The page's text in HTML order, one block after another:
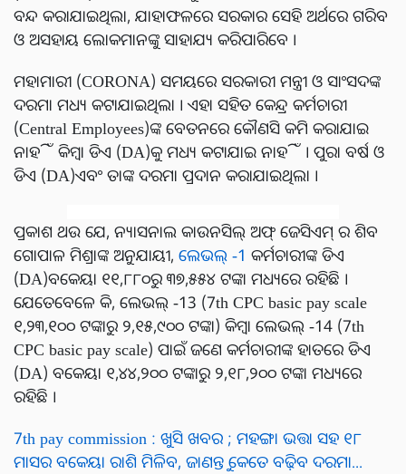
ବନ୍ଦ କରାଯାଇଥିଲା, ଯାହାଫଳରେ ସରକାର ସେହି ଅର୍ଥରେ ଗରିବ
ଓ ଅସହାୟ ଲୋକମାନଙ୍କୁ ସାହାଯ୍ୟ କରିପାରିବେ ।
ମହାମାରୀ (CORONA) ସମୟରେ ସରକାରୀ ମନ୍ତ୍ରୀ ଓ ସାଂସଦଙ୍କ
ଦରମା ମଧ୍ୟ କଟାଯାଇଥିଲା । ଏହା ସହିତ କେନ୍ଦ୍ର କର୍ମଚାରୀ
(Central Employees)ଙ୍କ ବେତନରେ କୌଣସି କମି କରାଯାଇ
ନାହିଁ କିମ୍ବା ଡିଏ (DA)କୁ ମଧ୍ୟ କଟାଯାଇ ନାହିଁ । ପୁରା ବର୍ଷ ଓ
ଡିଏ (DA)ଏବଂ ତାଙ୍କ ଦରମା ପ୍ରଦାନ କରାଯାଇଥିଲା ।
ପ୍ରକାଶ ଥଉ ଯେ, ନ୍ୟାସନାଲ କାଉନସିଲ୍ ଅଫ୍ ଜେସିଏମ୍ ର ଶିବ
ଗୋପାଳ ମିଶ୍ରାଙ୍କ ଅନୁଯାୟୀ, ଲେଭଲ୍ -1 କର୍ମଚାରୀଙ୍କ ଡିଏ
(DA)ବକେୟା ୧୧,୮୮୦ରୁ ୩୭,୫୫୪ ଟଙ୍କା ମଧ୍ୟରେ ରହିଛି ।
ଯେତେବେଳେ କି, ଲେଭଲ୍ -13 (7th CPC basic pay scale
୧,୨୩,୧୦୦ ଟଙ୍କାରୁ ୨,୧୫,୯୦୦ ଟଙ୍କା) କିମ୍ବା ଲେଭଲ୍ -14 (7th
CPC basic pay scale) ପାଇଁ ଜଣେ କର୍ମଚାରୀଙ୍କ ହାତରେ ଡିଏ
(DA) ବକେୟା ୧,୪୪,୨୦୦ ଟଙ୍କାରୁ ୨,୧୮,୨୦୦ ଟଙ୍କା ମଧ୍ୟରେ
ରହିଛି ।
7th pay commission : ଖୁସି ଖବର ; ମହଙ୍ଗା ଭତ୍ତା ସହ ୧୮
ମାସର ବକେୟା ରାଶି ମିଳିବ, ଜାଣନ୍ତୁ କେତେ ବଢ଼ିବ ଦରମା...